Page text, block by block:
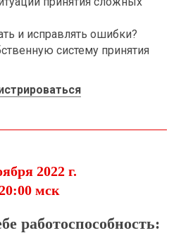
и исправлять ошибки?
систему принятия
2022 г.
мск
работоспособность: